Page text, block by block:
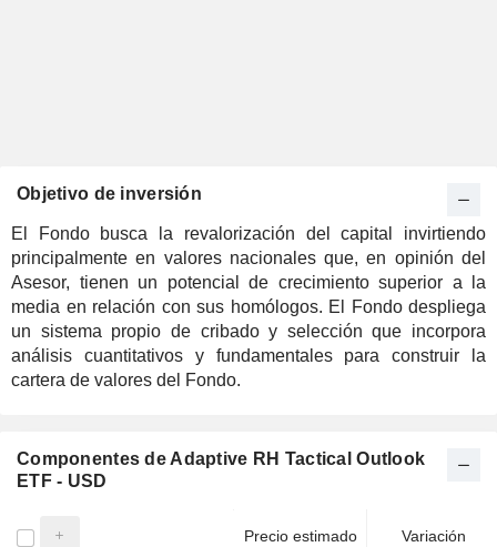
Objetivo de inversión
El Fondo busca la revalorización del capital invirtiendo
principalmente en valores nacionales que, en opinión del
Asesor, tienen un potencial de crecimiento superior a la
media en relación con sus homólogos. El Fondo despliega
un sistema propio de cribado y selección que incorpora
análisis cuantitativos y fundamentales para construir la
cartera de valores del Fondo.
Componentes de Adaptive RH Tactical Outlook
ETF - USD
Precio estimado Variación